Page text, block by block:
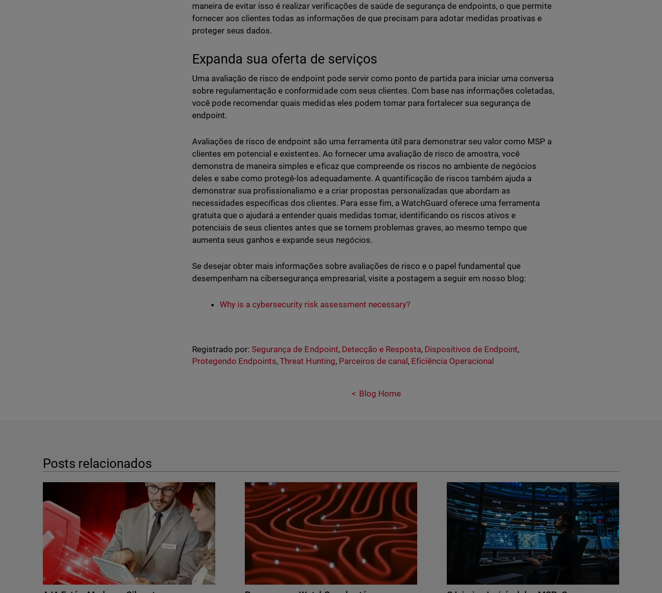
maneira de evitar isso é realizar verificações de saúde de segurança de endpoints, o que permite
fornecer aos clientes todas as informações de que precisam para adotar medidas proativas e
proteger seus dados.
Expanda sua oferta de serviços
Uma avaliação de risco de endpoint pode servir como ponto de partida para iniciar uma conversa
sobre regulamentação e conformidade com seus clientes. Com base nas informações coletadas,
você pode recomendar quais medidas eles podem tomar para fortalecer sua segurança de
endpoint.
Avaliações de risco de endpoint são uma ferramenta útil para demonstrar seu valor como MSP a
clientes em potencial e existentes. Ao fornecer uma avaliação de risco de amostra, você
demonstra de maneira simples e eficaz que compreende os riscos no ambiente de negócios
deles e sabe como protegê-los adequadamente. A quantificação de riscos também ajuda a
demonstrar sua profissionalismo e a criar propostas personalizadas que abordam as
necessidades específicas dos clientes. Para esse fim, a WatchGuard oferece uma ferramenta
gratuita que o ajudará a entender quais medidas tomar, identificando os riscos ativos e
potenciais de seus clientes antes que se tornem problemas graves, ao mesmo tempo que
aumenta seus ganhos e expande seus negócios.
Se desejar obter mais informações sobre avaliações de risco e o papel fundamental que
desempenham na cibersegurança empresarial, visite a postagem a seguir em nosso blog:
Why is a cybersecurity risk assessment necessary?
Registrado por: Segurança de Endpoint, Detecção e Resposta, Dispositivos de Endpoint,
Protegendo Endpoints,Threat Hunting, Parceiros de canal , Eficiência Operacional
Blog Home
Posts relacionados